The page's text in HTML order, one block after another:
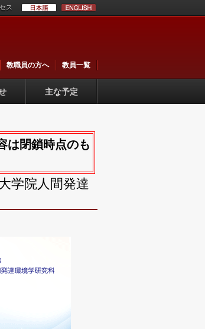
ス
教職員の方へ 教員一覧
主な予定
は閉鎖時点のも
学院人間発達